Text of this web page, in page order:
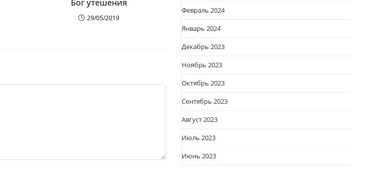
Бог утешения
29/05/2019
Февраль 2024
Январь 2024
Декабрь 2023
Ноябрь 2023
Октябрь 2023
Сентябрь 2023
Август 2023
Июль 2023
Июнь 2023